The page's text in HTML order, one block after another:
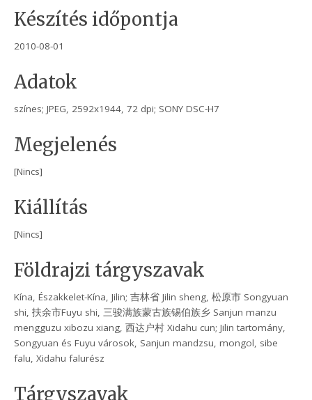
Készítés időpontja
2010-08-01
Adatok
színes; JPEG, 2592x1944, 72 dpi; SONY DSC-H7
Megjelenés
[Nincs]
Kiállítás
[Nincs]
Földrajzi tárgyszavak
Kína, Északkelet-Kína, Jilin; 吉林省 Jilin sheng, 松原市 Songyuan
shi, 扶余市Fuyu shi, 三骏满族蒙古族锡伯族乡 Sanjun manzu
mengguzu xibozu xiang, 西达户村 Xidahu cun; Jilin tartomány,
Songyuan és Fuyu városok, Sanjun mandzsu, mongol, sibe
falu, Xidahu falurész
Tárgyszavak